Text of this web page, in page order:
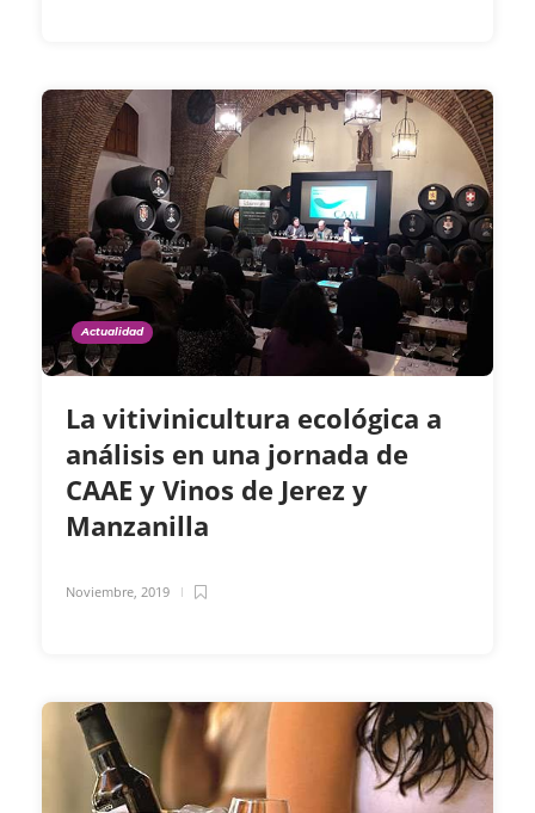
Actualidad
La vitivinicultura ecológica a
análisis en una jornada de
CAAE y Vinos de Jerez y
Manzanilla
Noviembre, 2019